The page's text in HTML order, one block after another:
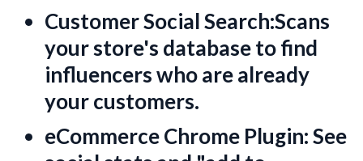
Customer Social Search:Scans
your store's database to find
influencers who are already
your customers.
eCommerce Chrome Plugin:See